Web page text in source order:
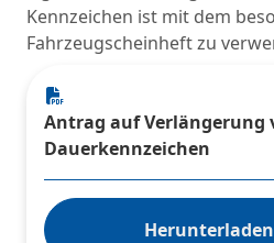
Antrag auf Verlängerung
Dauerkennzeichen
Herunterladen
Kennzeichen ist mit dem
Fahrzeugscheinheft zu